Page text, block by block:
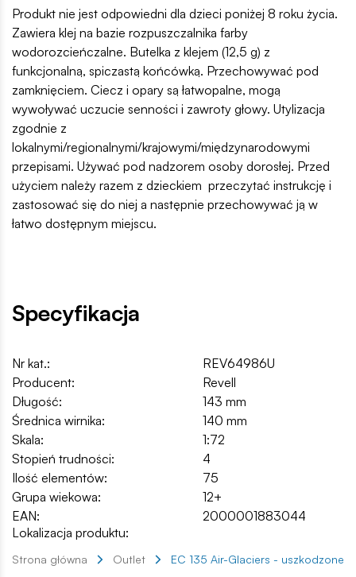
Produkt nie jest odpowiedni dla dzieci poniżej 8 roku życia.
Zawiera klej na bazie rozpuszczalnika farby
wodorozcieńczalne. Butelka z klejem (12,5 g) z
funkcjonalną, spiczastą końcówką. Przechowywać pod
zamknięciem. Ciecz i opary są łatwopalne, mogą
wywoływać uczucie senności i zawroty głowy. Utylizacja
zgodnie z
lokalnymi/regionalnymi/krajowymi/międzynarodowymi
przepisami. Używać pod nadzorem osoby dorosłej. Przed
użyciem należy razem z dzieckiem przeczytać instrukcję i
zastosować się do niej a następnie przechowywać ją w
łatwo dostępnym miejscu.
Specyfikacja
Nr kat.:
REV64986U
Producent:
Revell
Długość:
143 mm
Średnica wirnika:
140 mm
Skala:
1:72
Stopień trudności:
4
Ilość elementów:
75
Grupa wiekowa:
12+
EAN:
2000001883044
Lokalizacja produktu:
Strona główna Outlet EC 135 Air-Glaciers - uszkodzone